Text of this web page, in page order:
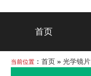
首页
当前位置 ： 首页 » 光学镜片